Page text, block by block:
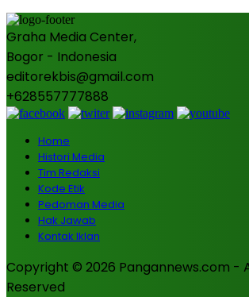
Graha Media Center,
Bogor - Indonesia
editorekbis@gmail.com
+628557777888
Home
Histori Media
Tim Redaksi
Kode Etik
Pedoman Media
Hak Jawab
Kontak Iklan
Copyright © 2026 Pangannews.com -
Reserved